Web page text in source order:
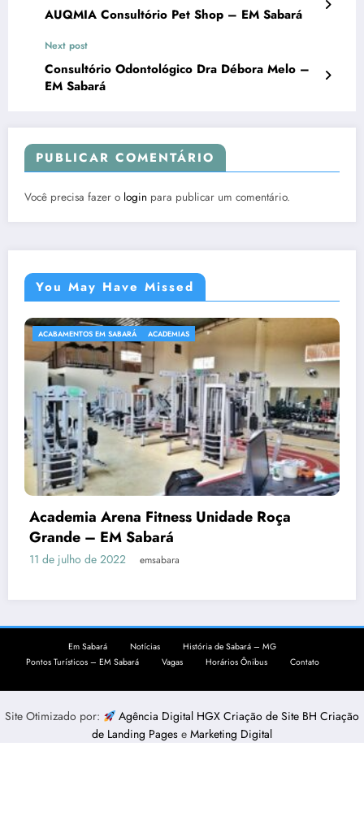
AUQMIA Consultório Pet Shop – EM Sabará
Next post
Consultório Odontológico Dra Débora Melo –
EM Sabará
PUBLICAR COMENTÁRIO
Você precisa fazer o login para publicar um comentário.
You May Have Missed
Unidade Roça
22 de novembro de 2021